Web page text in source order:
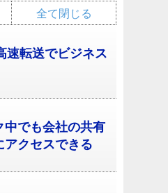
全て閉じる
速転送でビジネス
中でも会社の共有
アクセスできる